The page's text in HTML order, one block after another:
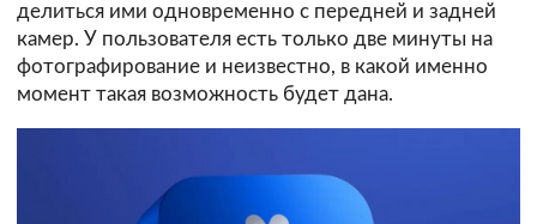
делиться ими одновременно с передней и задней
камер. У пользователя есть только две минуты на
фотографирование и неизвестно, в какой именно
момент такая возможность будет дана.